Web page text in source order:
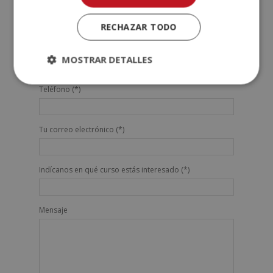
Teléfono (*)
Tu correo electrónico (*)
Indícanos en qué curso estás interesado (*)
Mensaje
RECHAZAR TODO
MOSTRAR DETALLES